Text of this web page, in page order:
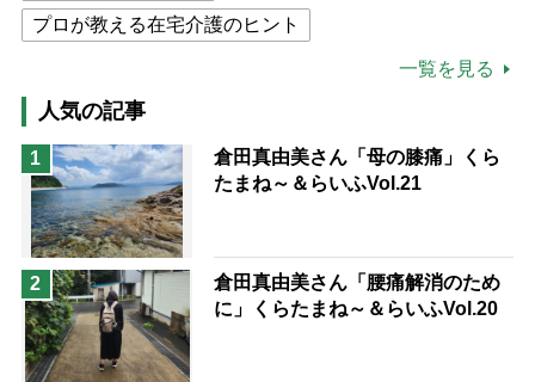
プロが教える在宅介護のヒント
高木ブー
ケアマネジャー
猫が母になつきません
息子の遠距離介護サバイバル術
兄がボケました
予防法
一覧を見る
人気の記事
1
倉田真由美さん「母の膝痛」くら
たまね～＆らいふVol.21
2
倉田真由美さん「腰痛解消のため
に」くらたまね～＆らいふVol.20